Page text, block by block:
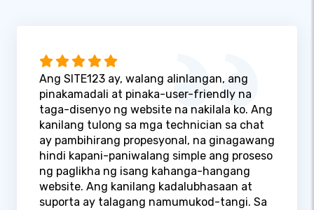
Ang SITE123 ay, walang alinlangan, ang
pinakamadali at pinaka-user-friendly na
taga-disenyo ng website na nakilala ko. Ang
kanilang tulong sa mga technician sa chat
ay pambihirang propesyonal, na ginagawang
hindi kapani-paniwalang simple ang proseso
ng paglikha ng isang kahanga-hangang
website. Ang kanilang kadalubhasaan at
suporta ay talagang namumukod-tangi. Sa